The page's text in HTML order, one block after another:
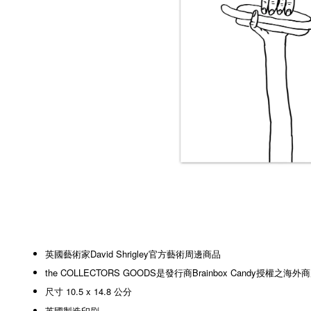
英國藝術家David Shrigley官方藝術周邊商品
the COLLECTORS GOODS是發行商Brainbox Candy授權之海外
尺寸 10.5 x 14.8 公分